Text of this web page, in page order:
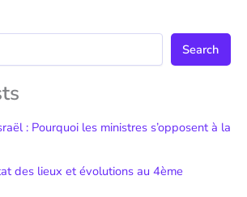
Search
: Pourquoi les ministres s’opposent à la
des lieux et évolutions au 4ème